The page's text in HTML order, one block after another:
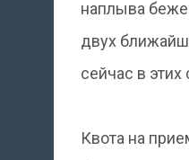
наплыва
двух
сейчас в этих
Квота на